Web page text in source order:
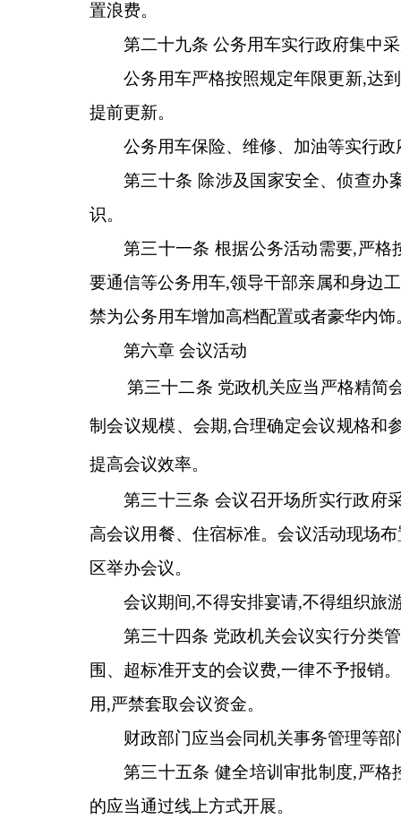
置浪费。
第二十九条 公务用车实行政府集中
公务用车严格按照规定年限更新,达
提前更新。
公务用车保险、维修、加油等实行
第三十条 除涉及国家安全、侦查办
识。
第三十一条 根据公务活动需要,严
要通信等公务用车,领导干部亲属和身边
禁为公务用车增加高档配置或者豪华内饰
第六章 会议活动
第三十二条 党政机关应当严格精简
制会议规模、会期,合理确定会议规格和
提高会议效率。
第三十三条 会议召开场所实行政府
高会议用餐、住宿标准。会议活动现场
区举办会议。
会议期间,不得安排宴请,不得组织旅
第三十四条 党政机关会议实行分类
围、超标准开支的会议费,一律不予报销
用,严禁套取会议资金。
财政部门应当会同机关事务管理等
第三十五条 健全培训审批制度,严
的应当通过线上方式开展。